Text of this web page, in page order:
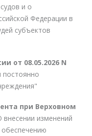
и о
Федерации в
субъектов
от 08.05.2026 N
постоянно
при Верховном
внесении изменений